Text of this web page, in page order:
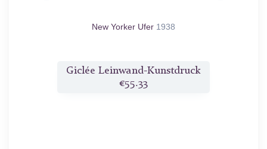
New Yorker Ufer 1938
Giclée Leinwand-Kunstdruck
€55.33